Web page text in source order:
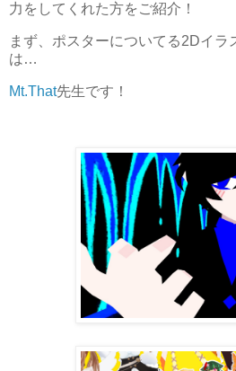
力をしてくれた方をご紹介！
まず、ポスターについてる2Dイラ
は…
Mt.That先生です！